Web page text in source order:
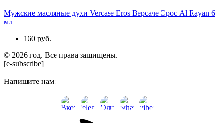
Мужские масляные духи Vercase Eros Версаче Эрос Al Rayan 6
мл
160 руб.
© 2026 год. Все права защищены.
[e-subscribe]
Напишите нам: